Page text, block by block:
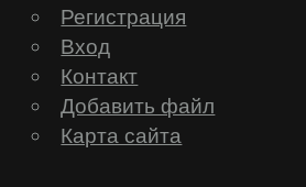
Регистрация
Вход
Контакт
Добавить файл
Карта сайта